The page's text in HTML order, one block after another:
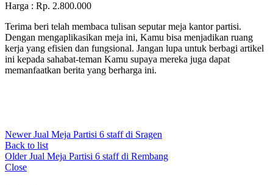
Harga : Rp. 2.800.000
Terima beri telah membaca tulisan seputar meja kantor partisi.
Dengan mengaplikasikan meja ini, Kamu bisa menjadikan ruang
kerja yang efisien dan fungsional. Jangan lupa untuk berbagi artikel
ini kepada sahabat-teman Kamu supaya mereka juga dapat
memanfaatkan berita yang berharga ini.
Newer Jual Meja Partisi 6 staff di Sragen
Back to list
Older Jual Meja Partisi 6 staff di Rembang
Close